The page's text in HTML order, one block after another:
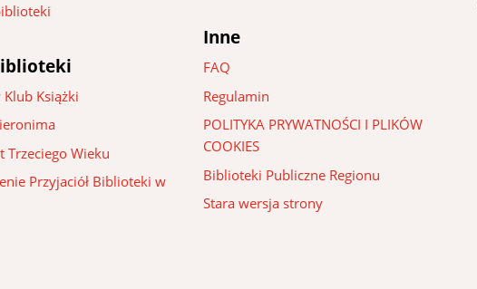
Książki
Trzeciego Wieku
Przyjaciół Biblioteki w
Inne
FAQ
Regulamin
POLITYKA PRYWATNOŚCI I PLIKÓW
COOKIES
Biblioteki Publiczne Regionu
Stara wersja strony